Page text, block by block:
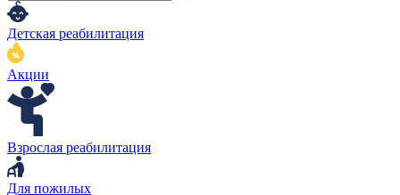
Детская реабилитация
Акции
Взрослая реабилитация
Для пожилых